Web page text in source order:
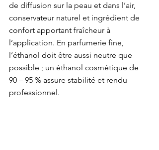
de diffusion sur la peau et dans l’air,
conservateur naturel et ingrédient de
confort apportant fraîcheur à
l’application. En parfumerie fine,
l’éthanol doit être aussi neutre que
possible ; un éthanol cosmétique de
90 – 95 % assure stabilité et rendu
professionnel.